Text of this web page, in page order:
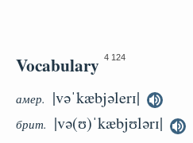
Vocabulary 4 124
амер. |vəˈkæbjəlerɪ|
брит. |və(ʊ)ˈkæbjʊlərɪ|